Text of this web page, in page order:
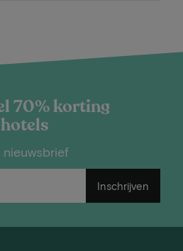
70% korting
Inschrijven